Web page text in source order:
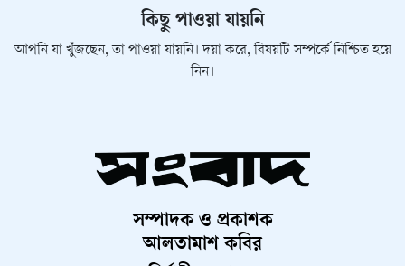
কিছু পাওয়া যায়নি
আপনি যা খুঁজছেন, তা পাওয়া যায়নি। দয়া করে, বিষয়টি সম্পর্কে নিশ্চিত হয়ে
নিন।
সম্পাদক ও প্রকাশক
আলতামাশ কবির